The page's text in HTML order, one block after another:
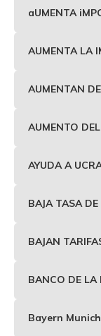
aUMENTA
AUMENTA LA
AUMENTAN
AUMENTO
AYUDA A
BAJA TASA
BAJAN
BANCO DE LA
Bayern